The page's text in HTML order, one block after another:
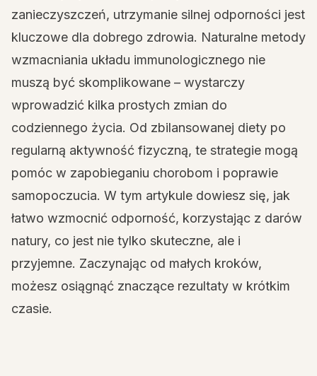
zanieczyszczeń, utrzymanie silnej odporności jest
kluczowe dla dobrego zdrowia. Naturalne metody
wzmacniania układu immunologicznego nie
muszą być skomplikowane – wystarczy
wprowadzić kilka prostych zmian do
codziennego życia. Od zbilansowanej diety po
regularną aktywność fizyczną, te strategie mogą
pomóc w zapobieganiu chorobom i poprawie
samopoczucia. W tym artykule dowiesz się, jak
łatwo wzmocnić odporność, korzystając z darów
natury, co jest nie tylko skuteczne, ale i
przyjemne. Zaczynając od małych kroków,
możesz osiągnąć znaczące rezultaty w krótkim
czasie.